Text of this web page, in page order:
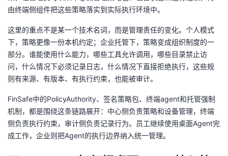
由终端侧组件把这些策略落实到实际执行环境中。
这里的重点不是某一个技术名词，而是管理责任的变化。个人模式
下，策略更像一份本机约定；企业托管下，策略变成组织制度的一
部分。谁能使用什么能力，哪些工具允许调用，哪些目录禁止访
问，什么情况下必须记录日志，什么情况下直接拒绝执行，这些规
则有来源、有版本、有执行约束，也能被审计。
FinSafe中的PolicyAuthority、签名策略包、终端agent和托管强制
机制，都是围绕这条链路展开：中心侧负责策略和设备管理，终端
侧负责执行约束，审计侧负责记录行为。员工继续使用桌面Agent完
成工作，企业则把Agent的执行边界纳入统一管理。